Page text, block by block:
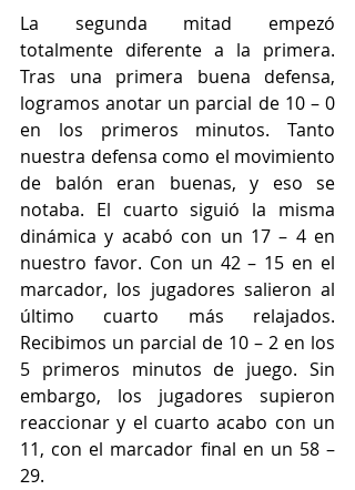
La segunda mitad empezó
totalmente diferente a la primera.
Tras una primera buena defensa,
logramos anotar un parcial de 10 – 0
en los primeros minutos. Tanto
nuestra defensa como el movimiento
de balón eran buenas, y eso se
notaba. El cuarto siguió la misma
dinámica y acabó con un 17 – 4 en
nuestro favor. Con un 42 – 15 en el
marcador, los jugadores salieron al
último cuarto más relajados.
Recibimos un parcial de 10 – 2 en los
5 primeros minutos de juego. Sin
embargo, los jugadores supieron
reaccionar y el cuarto acabo con un
11, con el marcador final en un 58 –
29.